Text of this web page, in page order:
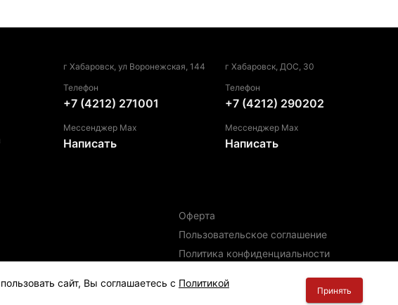
сайт, Вы соглашаетесь с Политикой
Принять
г Хабаровск, ул Воронежская, 144
Телефон
+7 (4212) 271001
Мессенджер Max
Написать
г Хабаровск, ДОС, 30
Телефон
+7 (4212) 290202
Мессенджер Max
Написать
Оферта
Пользовательское соглашение
Политика конфиденциальности
Информация для правообладателей